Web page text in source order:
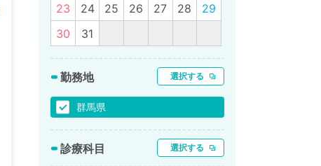
23
24 25 26 27 28
29
30
31
勤務地 選択する
群馬県
診療科目 選択する